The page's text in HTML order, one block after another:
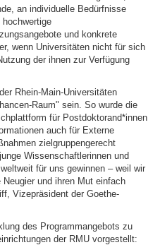
an individuelle Bedürfnisse
und konkrete
wenn Universitäten nicht für sich
der ihnen zur Verfügung
Rhein-Main-Universitäten
Raum" sein. So wurde die
für Postdoktorand*innen
auch für Externe
zielgruppengerecht
Wissenschaftlerinnen und
für uns gewinnen – weil wir
und ihren Mut einfach
Vizepräsident der Goethe-
des Programmangebots zu
der RMU vorgestellt: